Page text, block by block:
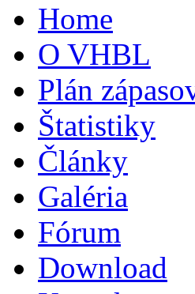
Home
O VHBL
Plán
Štatistiky
Články
Galéria
Fórum
Download